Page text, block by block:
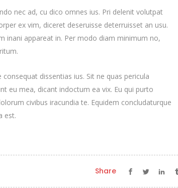
nec ad, cu dico omnes ius. Pri delenit volutpat
ex vim, diceret deseruisse deterruisset an usu.
inani appareat in. Per modo diam minimum no,
dissentias ius. Sit ne quas pericula
eu mea, dicant indoctum ea vix. Eu qui purto
civibus iracundia te. Equidem concludaturque
est.
Share